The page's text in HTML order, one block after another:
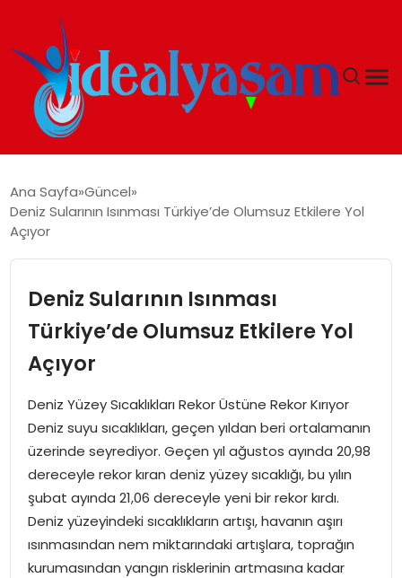
İDEAL SPOR
YAŞAM
MAGAZIN
SAĞLIK
SOSYAL HABER
Ana Sayfa Güncel
Deniz Sularının Isınması Türkiye’de Olumsuz Etkilere Yol
Açıyor
Deniz Sularının Isınması
Türkiye’de Olumsuz Etkilere Yol
Açıyor
Deniz Yüzey Sıcaklıkları Rekor Üstüne Rekor Kırıyor
Deniz suyu sıcaklıkları, geçen yıldan beri ortalamanın
üzerinde seyrediyor. Geçen yıl ağustos ayında 20,98
dereceyle rekor kıran deniz yüzey sıcaklığı, bu yılın
şubat ayında 21,06 dereceyle yeni bir rekor kırdı.
Deniz yüzeyindeki sıcaklıkların artışı, havanın aşırı
ısınmasından nem miktarındaki artışlara, toprağın
kurumasından yangın risklerinin artmasına kadar